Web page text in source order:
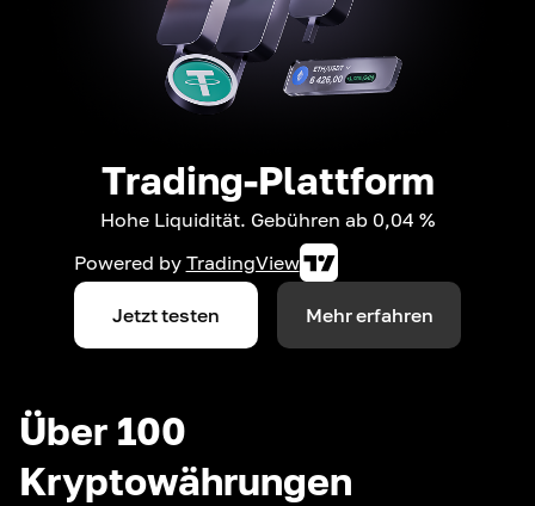
Trading-Plattform
Hohe Liquidität. Gebühren ab 0,04 %
Powered by TradingView
Jetzt testen Mehr erfahren
Über 100
Kryptowährungen